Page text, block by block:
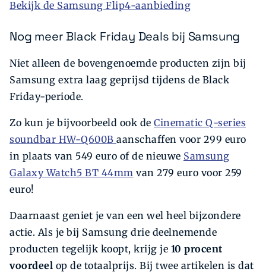
Bekijk de Samsung Flip4-aanbieding
Nog meer Black Friday Deals bij Samsung
Niet alleen de bovengenoemde producten zijn bij
Samsung extra laag geprijsd tijdens de Black
Friday-periode.
Zo kun je bijvoorbeeld ook de Cinematic Q-series
soundbar HW-Q600B aanschaffen voor 299 euro
in plaats van 549 euro of de nieuwe Samsung
Galaxy Watch5 BT 44mm van 279 euro voor 259
euro!
Daarnaast geniet je van een wel heel bijzondere
actie. Als je bij Samsung drie deelnemende
producten tegelijk koopt, krijg je 10 procent
voordeel op de totaalprijs. Bij twee artikelen is dat